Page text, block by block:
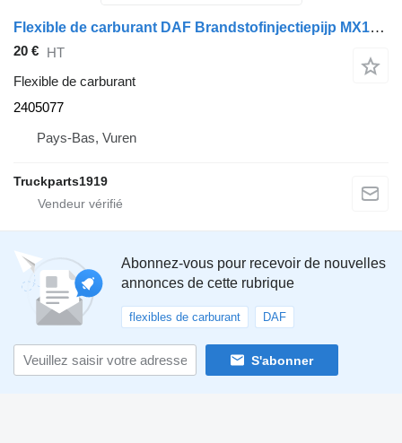
Flexible de carburant DAF Brandstofinjectiepijp MX13 2405077 pour camion
20 € HT
Flexible de carburant
2405077
Pays-Bas, Vuren
Truckparts1919
Abonnez-vous pour recevoir de nouvelles
annonces de cette rubrique
flexibles de carburant DAF
S'abonner